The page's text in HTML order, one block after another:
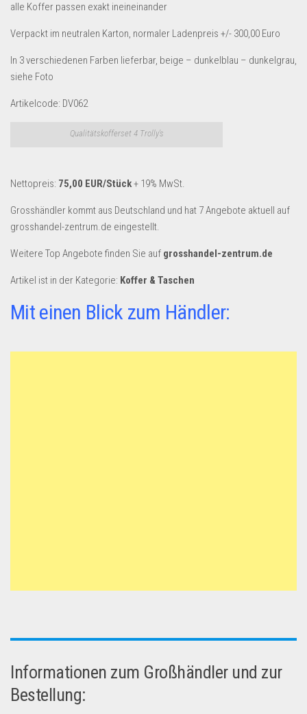
Wohnen & Einrichten
Restposten-Angebote
Restposten für Privatpersonen
eBay Restposten kaufen
Sonderposten-Angebote
Saison & Eventprodkte
Amazon
Anmelden
alle Koffer passen exakt ineineinander
Verpackt im neutralen Karton, normaler Ladenpreis +/- 300,00 Euro
In 3 verschiedenen Farben lieferbar, beige – dunkelblau – dunkelgrau,
siehe Foto
Artikelcode: DV062
Qualitätskofferset 4 Trolly's
Nettopreis: 75,00 EUR/Stück+ 19% MwSt.
Grosshändler kommt aus Deutschland und hat 7 Angebote aktuell auf
grosshandel-zentrum.de eingestellt.
Weitere Top Angebote finden Sie auf grosshandel-zentrum.de
Artikel ist in der Kategorie: Koffer & Taschen
Mit einen Blick zum Händler:
Informationen zum Großhändler und zur
Bestellung: